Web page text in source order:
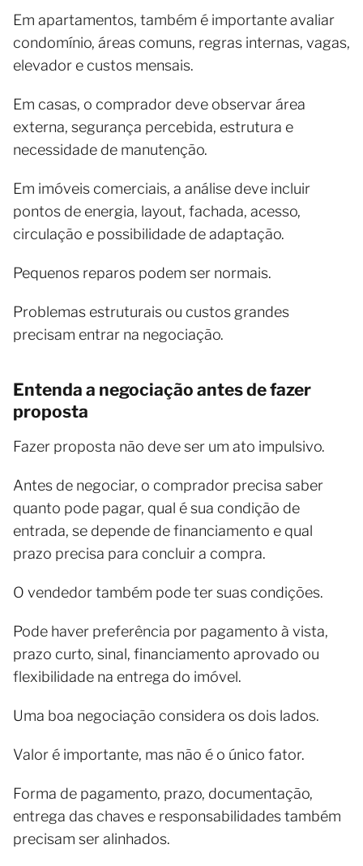
Em apartamentos, também é importante avaliar
condomínio, áreas comuns, regras internas, vagas,
elevador e custos mensais.
Em casas, o comprador deve observar área
externa, segurança percebida, estrutura e
necessidade de manutenção.
Em imóveis comerciais, a análise deve incluir
pontos de energia, layout, fachada, acesso,
circulação e possibilidade de adaptação.
Pequenos reparos podem ser normais.
Problemas estruturais ou custos grandes
precisam entrar na negociação.
Entenda a negociação antes de fazer
proposta
Fazer proposta não deve ser um ato impulsivo.
Antes de negociar, o comprador precisa saber
quanto pode pagar, qual é sua condição de
entrada, se depende de financiamento e qual
prazo precisa para concluir a compra.
O vendedor também pode ter suas condições.
Pode haver preferência por pagamento à vista,
prazo curto, sinal, financiamento aprovado ou
flexibilidade na entrega do imóvel.
Uma boa negociação considera os dois lados.
Valor é importante, mas não é o único fator.
Forma de pagamento, prazo, documentação,
entrega das chaves e responsabilidades também
precisam ser alinhados.